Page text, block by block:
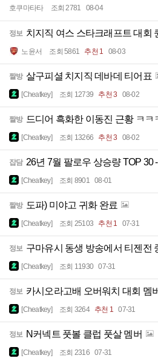
호쿠마타타 조회 2781 08-04
정보 치지직 여스 스타크래프트 대회
노윤서 조회 5861 추천 1 08-03
짤방 살구피셜 치지직 데바데 티어표
[Cheatkey] 조회 12739 추천 3 08-02
짤방 드디어 흑화한 이동진 근황 ㅋㅋ
[Cheatkey] 조회 13266 추천 3 08-02
잡담 26년 7월 팔로우 상승량 TOP 30
[Cheatkey] 조회 8901 08-01
짤방 도파) 미야고 귀화 완료
[Cheatkey] 조회 25103 추천 1 07-31
정보 구마유시 동생 방송에서 티젠전
[Cheatkey] 조회 11930 07-31
정보 카시오라고배 오버워치 대회 멤
[Cheatkey] 조회 3264 추천 1 07-31
정보 N커넥트 풋볼 클럽 풋살 멤버
[Cheatkey] 조회 2316 07-31